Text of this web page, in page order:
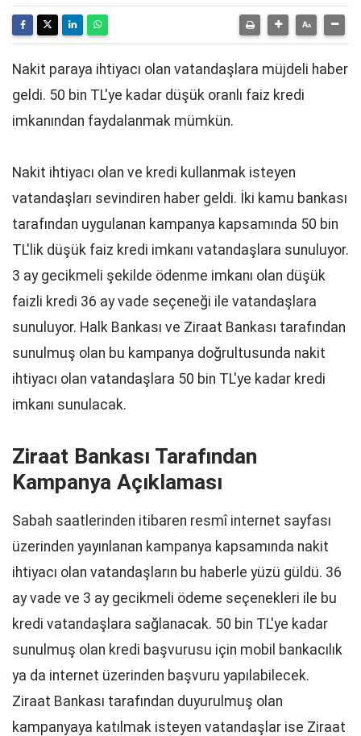
Nakit paraya ihtiyacı olan vatandaşlara müjdeli haber
geldi. 50 bin TL'ye kadar düşük oranlı faiz kredi
imkanından faydalanmak mümkün.
Nakit ihtiyacı olan ve kredi kullanmak isteyen
vatandaşları sevindiren haber geldi. İki kamu bankası
tarafından uygulanan kampanya kapsamında 50 bin
TL'lik düşük faiz kredi imkanı vatandaşlara sunuluyor.
3 ay gecikmeli şekilde ödenme imkanı olan düşük
faizli kredi 36 ay vade seçeneği ile vatandaşlara
sunuluyor. Halk Bankası ve Ziraat Bankası tarafından
sunulmuş olan bu kampanya doğrultusunda nakit
ihtiyacı olan vatandaşlara 50 bin TL'ye kadar kredi
imkanı sunulacak.
Ziraat Bankası Tarafından
Kampanya Açıklaması
Sabah saatlerinden itibaren resmî internet sayfası
üzerinden yayınlanan kampanya kapsamında nakit
ihtiyacı olan vatandaşların bu haberle yüzü güldü. 36
ay vade ve 3 ay gecikmeli ödeme seçenekleri ile bu
kredi vatandaşlara sağlanacak. 50 bin TL'ye kadar
sunulmuş olan kredi başvurusu için mobil bankacılık
ya da internet üzerinden başvuru yapılabilecek.
Ziraat Bankası tarafından duyurulmuş olan
kampanyaya katılmak isteyen vatandaşlar ise Ziraat